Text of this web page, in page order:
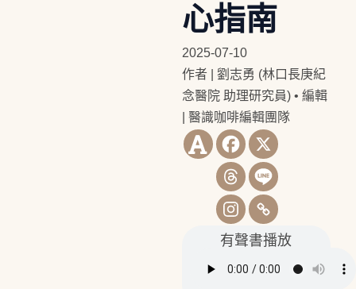
心指南
2025-07-10
作者 | 劉志勇 (林口長庚紀
念醫院 助理研究員)• 編輯
| 醫識咖啡編輯團隊
有聲書播放